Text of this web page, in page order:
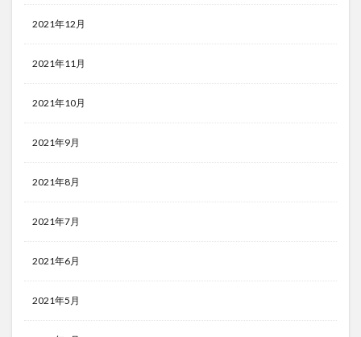
2021年12月
2021年11月
2021年10月
2021年9月
2021年8月
2021年7月
2021年6月
2021年5月